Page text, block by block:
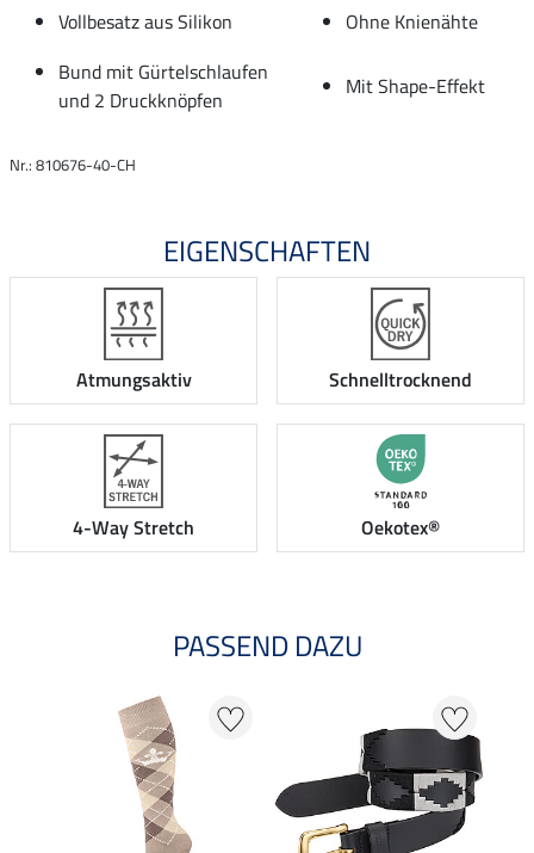
Vollbesatz aus Silikon
Ohne Knienähte
Bund mit Gürtelschlaufen
und 2 Druckknöpfen
Mit Shape-Effekt
Nr.: 810676-40-CH
EIGENSCHAFTEN
Atmungsaktiv Schnelltrocknend
4-Way Stretch Oekotex®
PASSEND DAZU